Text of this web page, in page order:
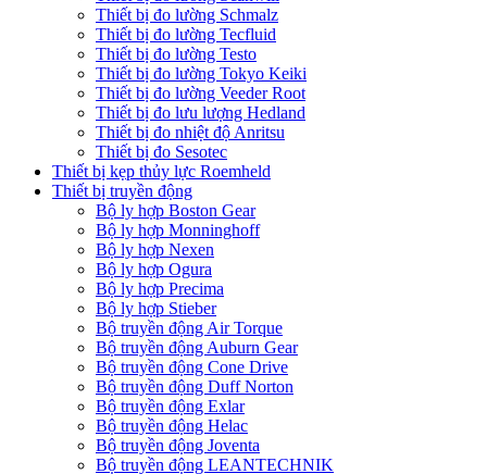
Thiết bị đo lường Schmalz
Thiết bị đo lường Tecfluid
Thiết bị đo lường Testo
Thiết bị đo lường Tokyo Keiki
Thiết bị đo lường Veeder Root
Thiết bị đo lưu lượng Hedland
Thiết bị đo nhiệt độ Anritsu
Thiết bị đo Sesotec
Thiết bị kẹp thủy lực Roemheld
Thiết bị truyền động
Bộ ly hợp Boston Gear
Bộ ly hợp Monninghoff
Bộ ly hợp Nexen
Bộ ly hợp Ogura
Bộ ly hợp Precima
Bộ ly hợp Stieber
Bộ truyền động Air Torque
Bộ truyền động Auburn Gear
Bộ truyền động Cone Drive
Bộ truyền động Duff Norton
Bộ truyền động Exlar
Bộ truyền động Helac
Bộ truyền động Joventa
Bộ truyền động LEANTECHNIK